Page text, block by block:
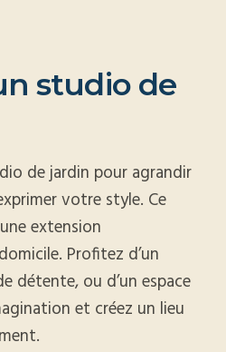
n studio de
de jardin pour agrandir
votre style. Ce
extension
Profitez d’un
détente, ou d’un espace
et créez un lieu